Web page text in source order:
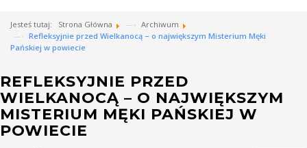
Jesteś tutaj: Strona Główna
Archiwum
Refleksyjnie przed Wielkanocą – o największym Misterium Męki
Pańskiej w powiecie
REFLEKSYJNIE PRZED
WIELKANOCĄ – O NAJWIĘKSZYM
MISTERIUM MĘKI PAŃSKIEJ W
POWIECIE